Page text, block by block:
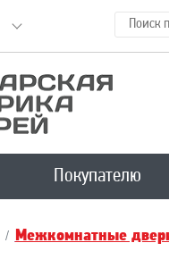
Покупателю
Межкомнатные